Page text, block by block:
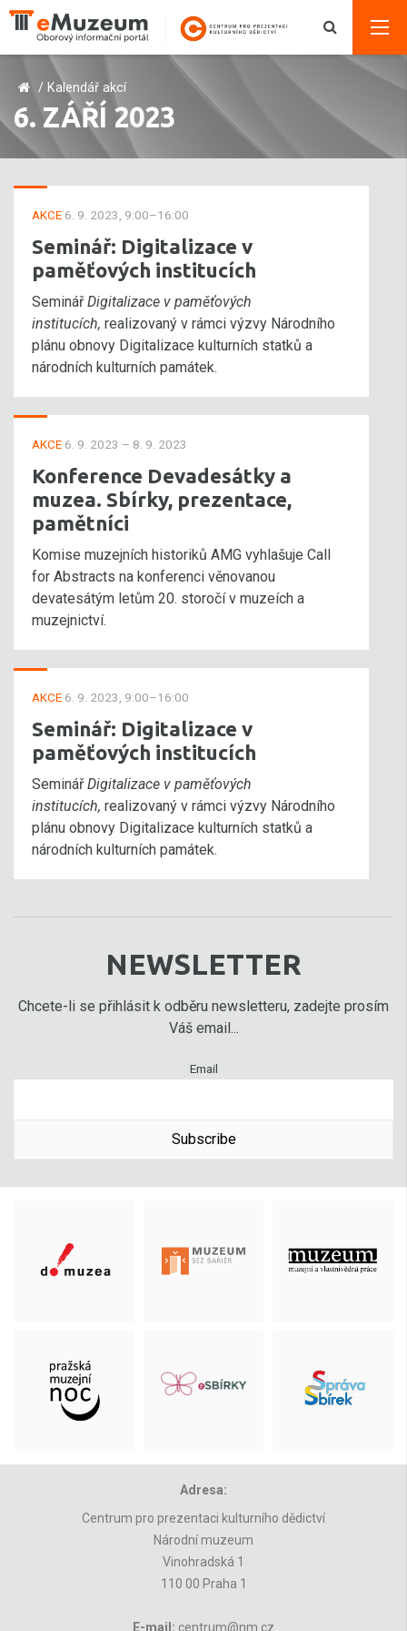
/ Kalendář akcí
6. ZÁŘÍ 2023
AKCE 6. 9. 2023, 9:00–16:00
Seminář: Digitalizace v
paměťových institucích
SeminářDigitalizace v paměťových
institucích, realizovaný v rámci výzvy Národního
plánu obnovy Digitalizace kulturních statků a
národních kulturních památek.
AKCE 6. 9. 2023 – 8. 9. 2023
Konference Devadesátky a
muzea. Sbírky, prezentace,
pamětníci
Komise muzejních historiků AMG vyhlašuje Call
for Abstracts na konferenci věnovanou
devatesátým letům 20. storočí v muzeích a
muzejnictví.
AKCE 6. 9. 2023, 9:00–16:00
Seminář: Digitalizace v
paměťových institucích
SeminářDigitalizace v paměťových
institucích, realizovaný v rámci výzvy Národního
plánu obnovy Digitalizace kulturních statků a
národních kulturních památek.
NEWSLETTER
Chcete-li se přihlásit k odběru newsletteru, zadejte prosím
Váš email...
Email
Subscribe
Adresa:
Centrum pro prezentaci kulturního dědictví
Národní muzeum
Vinohradská 1
110 00 Praha 1
E-mail: centrum@nm.cz